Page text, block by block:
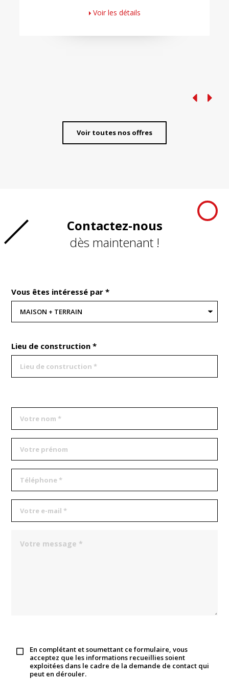
Voir les détails
Voir toutes nos offres
Contactez-nous
dès maintenant !
Vous êtes intéressé par *
Lieu de construction *
En complétant et soumettant ce formulaire, vous
acceptez que les informations recueillies soient
exploitées dans le cadre de la demande de contact qui
peut en dérouler.